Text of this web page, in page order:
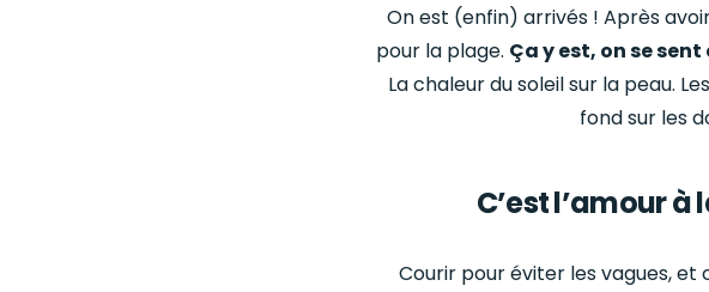
On est (enfin) arrivés ! Après
pour la plage. Ça y est, on se
La chaleur du soleil sur la peau.
fond sur les
C’est l’amour
Courir pour éviter les vagues,